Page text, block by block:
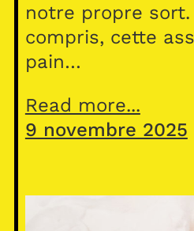
notre propre sort.
compris, cette
pain…
Read more...
9 novembre 2025